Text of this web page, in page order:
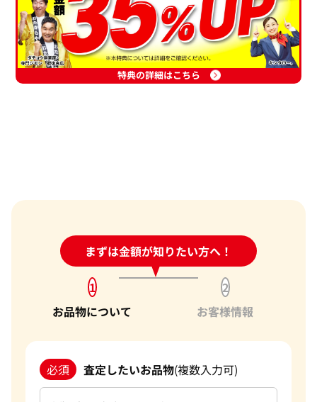
特典の詳細はこちら
まずは金額が知りたい方へ！
24時間受付中!問い合わせフォーム
1
お品物について
2
お客様情報
必須 査定したいお品物(複数入力可)